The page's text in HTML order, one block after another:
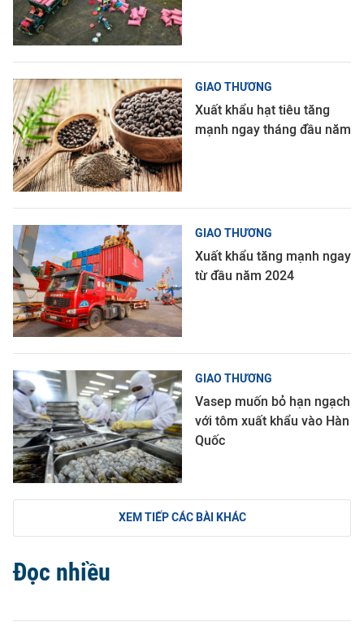
GIAO THƯƠNG
Xuất khẩu hạt tiêu tăng
mạnh ngay tháng đầu năm
GIAO THƯƠNG
Xuất khẩu tăng mạnh ngay
từ đầu năm 2024
GIAO THƯƠNG
Vasep muốn bỏ hạn ngạch
với tôm xuất khẩu vào Hàn
Quốc
XEM TIẾP CÁC BÀI KHÁC
Đọc nhiều